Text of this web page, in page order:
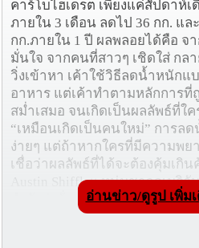
คาร์โบไฮเดรต เพียงแค่สัปดาห์เ
ภายใน 3 เดือน ลดไป 36 กก. แล
กก.ภายใน 1 ปี ผลพลอยได้คือ จ
มั่นใจ จากคนที่สาวๆ เชิดใส่ ก
วิ่งเข้าหา เค้าใช้วิธีลดน้ำหนักแ
อาหาร แต่เค้าทำตามหลักการที่
สม่ำเสมอ จนเกิดเป็นผลลัพธ์ที่ใ
“เหมือนเกิดเป็นคนใหม่” การล
ง่ายๆ แต่ถ้าหากใครที่มีความพ
เชื่อว่าผลลัพธ์ที่ได้จะต้องคุ้มเกิ
Austin Shifflett หนุ่มชาวอเมริ
กำลังมุ่งมั่นลดน้ำหนักอยู่ ก็ขอให้
แรงบันดาลใจ เพราะนอกจากจ
อ่านข่าว/ดูรูป เพิ่ม